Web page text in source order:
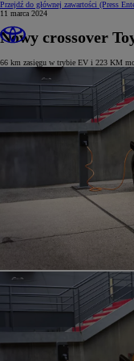
Przejdź do głównej zawartości (Press
11 marca 2024
Nowy crossover
66 km zasięgu w trybie EV i 223 KM